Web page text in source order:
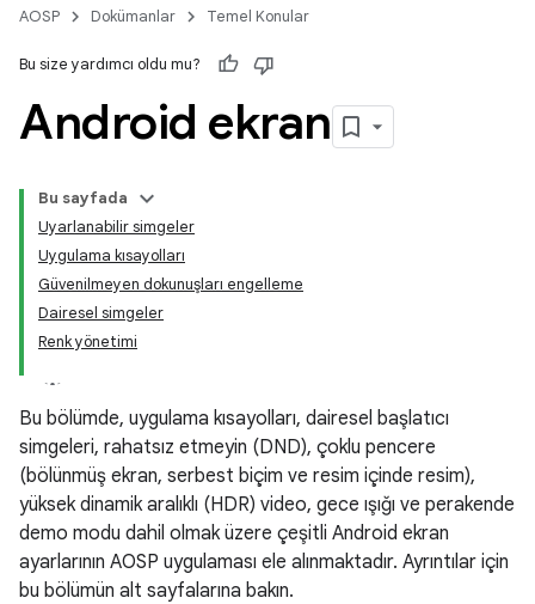
AOSP Dokümanlar Temel Konular
Bu size yardımcı oldu mu?
Android ekran
Bu sayfada
Uyarlanabilir simgeler
Uygulama kısayolları
Güvenilmeyen dokunuşları engelleme
Dairesel simgeler
Renk yönetimi
Bu bölümde, uygulama kısayolları, dairesel başlatıcı
simgeleri, rahatsız etmeyin (DND), çoklu pencere
(bölünmüş ekran, serbest biçim ve resim içinde resim),
yüksek dinamik aralıklı (HDR) video, gece ışığı ve perakende
demo modu dahil olmak üzere çeşitli Android ekran
ayarlarının AOSP uygulaması ele alınmaktadır. Ayrıntılar için
bu bölümün alt sayfalarına bakın.